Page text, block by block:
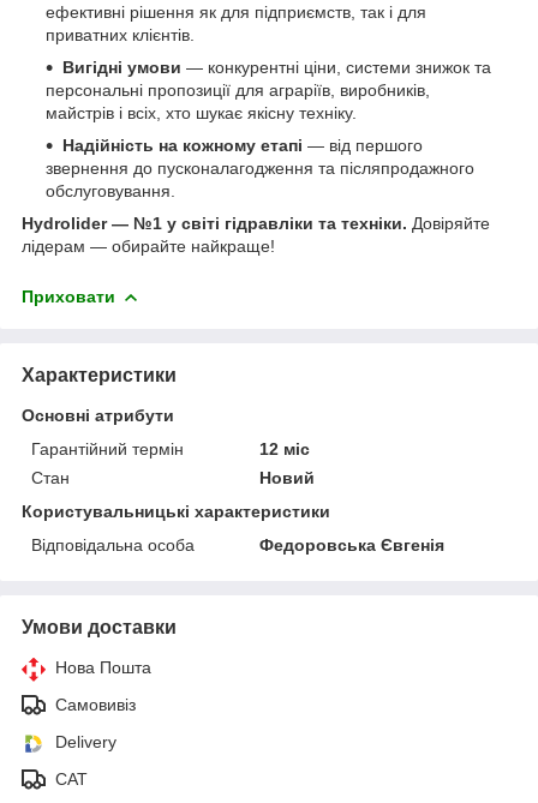
ефективні рішення як для підприємств, так і для
приватних клієнтів.
Вигідні умови — конкурентні ціни, системи знижок та
персональні пропозиції для аграріїв, виробників,
майстрів і всіх, хто шукає якісну техніку.
Надійність на кожному етапі — від першого
звернення до пусконалагодження та післяпродажного
обслуговування.
Hydrolider — №1 у світі гідравліки та техніки. Довіряйте
лідерам — обирайте найкраще!
Приховати
Характеристики
Основні атрибути
Гарантійний термін
12 міс
Стан
Новий
Користувальницькі характеристики
Відповідальна особа
Федоровська Євгенія
Умови доставки
Нова Пошта
Самовивіз
Delivery
САТ